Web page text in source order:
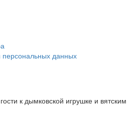
персональных данных
к дымковской игрушке и вятским